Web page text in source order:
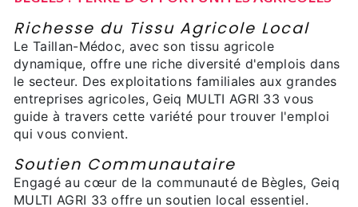
Richesse du Tissu Agricole Local
Le Taillan-Médoc, avec son tissu agricole
dynamique, offre une riche diversité d'emplois dans
le secteur. Des exploitations familiales aux grandes
entreprises agricoles, Geiq MULTI AGRI 33 vous
guide à travers cette variété pour trouver l'emploi
qui vous convient.
Soutien Communautaire
Engagé au cœur de la communauté de Bègles, Geiq
MULTI AGRI 33 offre un soutien local essentiel.